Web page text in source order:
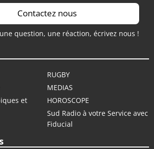
Contactez nous
question, une réaction, écrivez nous !
RUGBY
MEDIAS
et
HOROSCOPE
Sud Radio à votre Service avec
Fiducial